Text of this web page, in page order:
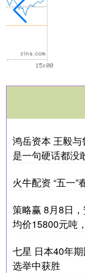
鸿岳资本 王毅
是一句硬话都没
火牛配资 “五一
策略赢 8月8日
均价15800元吨
七星 日本40年
选举中获胜